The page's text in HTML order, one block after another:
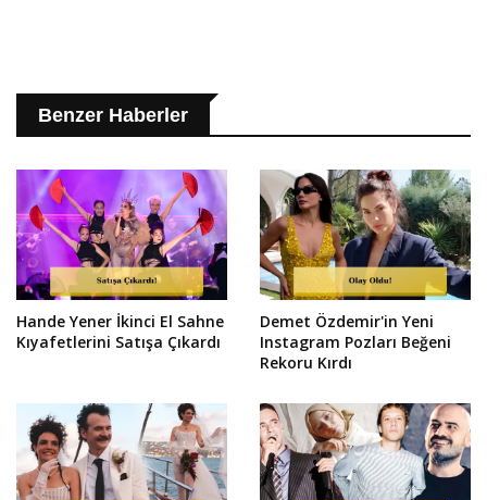
Benzer Haberler
Hande Yener İkinci El Sahne
Kıyafetlerini Satışa Çıkardı
Demet Özdemir'in Yeni
Instagram Pozları Beğeni
Rekoru Kırdı